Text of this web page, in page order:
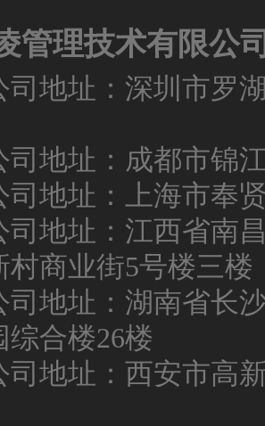
管理技术有限公
司地址：深圳市罗
司地址：成都市锦
司地址：上海市奉
司地址：江西省南
村商业街5号楼三楼
司地址：湖南省长
综合楼26楼
司地址：西安市高